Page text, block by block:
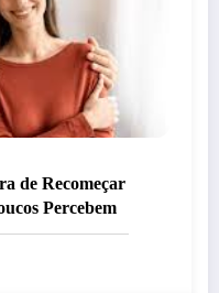
de Recomeçar
Percebem